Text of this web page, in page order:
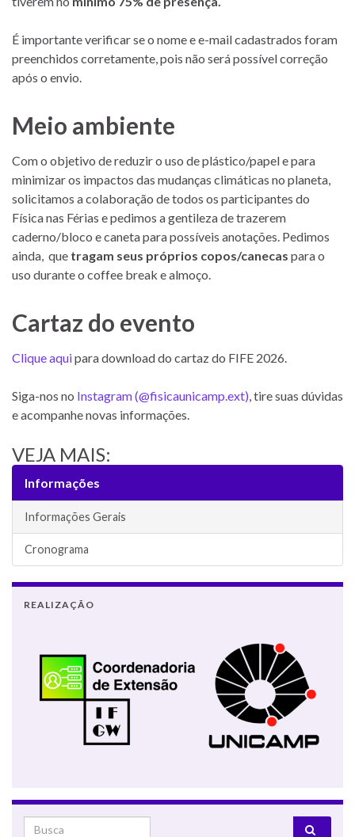
É importante verificar se o nome e e-mail cadastrados foram
preenchidos corretamente, pois não será possível correção
após o envio.
Meio ambiente
Com o objetivo de reduzir o uso de plástico/papel e para
minimizar os impactos das mudanças climáticas no planeta,
solicitamos a colaboração de todos os participantes do
Física nas Férias e pedimos a gentileza de trazerem
caderno/bloco e caneta para possíveis anotações. Pedimos
ainda, que tragam seus próprios copos/canecas para o
uso durante o coffee break e almoço.
Cartaz do evento
Clique aquipara download do cartaz do FIFE 2026.
Siga-nos no Instagram (@fisicaunicamp.ext) , tire suas dúvidas
e acompanhe novas informações.
VEJA MAIS:
Informações
Informações Gerais
Cronograma
REALIZAÇÃO
Search for: